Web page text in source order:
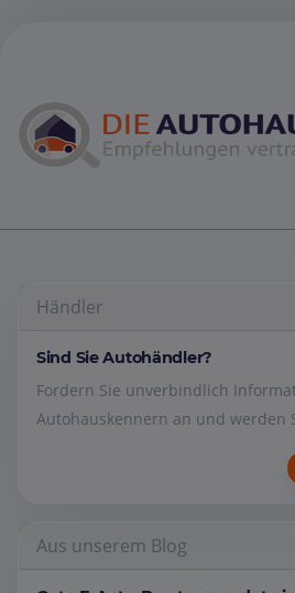
Händler
Sind Sie Autohändler?
Fordern Sie unverbindlich
Autohauskennern an und werden
Aus unserem Blog